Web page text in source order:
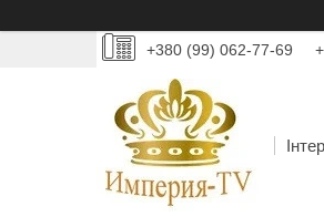
+380 (99) 062-77-69